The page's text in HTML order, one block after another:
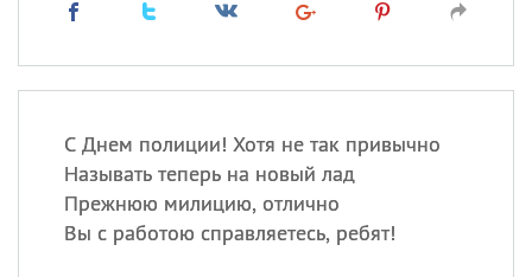
С Днем полиции! Хотя не так привычно
Называть теперь на новый лад
Прежнюю милицию, отлично
Вы с работою справляетесь, ребят!